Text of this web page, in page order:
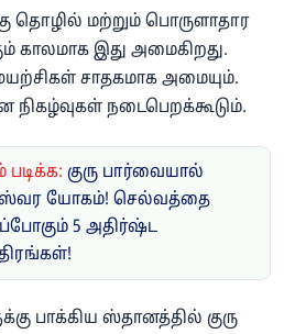
தொழில் மற்றும் பொருளாதார
காலமாக இது அமைகிறது.
சாதகமாக அமையும்.
நிகழ்வுகள் நடைபெறக்கூடும்.
படிக்க: குரு பார்வையால்
யோகம்! செல்வத்தை
5 அதிர்ஷ்ட
பாக்கிய ஸ்தானத்தில் குரு